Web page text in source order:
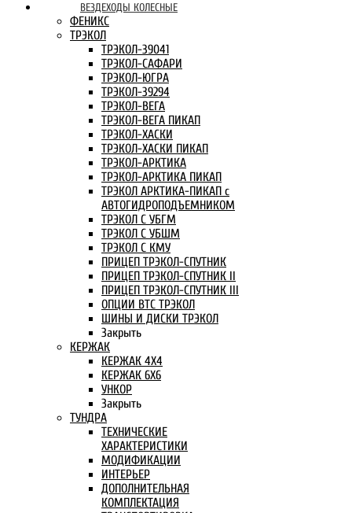
ВЕЗДЕХОДЫ КОЛЕСНЫЕ
ФЕНИКС
ТРЭКОЛ
ТРЭКОЛ-39041
ТРЭКОЛ-САФАРИ
ТРЭКОЛ-ЮГРА
ТРЭКОЛ-39294
ТРЭКОЛ-ВЕГА
ТРЭКОЛ-ВЕГА ПИКАП
ТРЭКОЛ-ХАСКИ
ТРЭКОЛ-ХАСКИ ПИКАП
ТРЭКОЛ-АРКТИКА
ТРЭКОЛ-АРКТИКА ПИКАП
ТРЭКОЛ АРКТИКА-ПИКАП с
АВТОГИДРОПОДЪЕМНИКОМ
ТРЭКОЛ С УБГМ
ТРЭКОЛ С УБШМ
ТРЭКОЛ С КМУ
ПРИЦЕП ТРЭКОЛ-СПУТНИК
ПРИЦЕП ТРЭКОЛ-СПУТНИК II
ПРИЦЕП ТРЭКОЛ-СПУТНИК III
ОПЦИИ ВТС ТРЭКОЛ
ШИНЫ И ДИСКИ ТРЭКОЛ
Закрыть
КЕРЖАК
КЕРЖАК 4Х4
КЕРЖАК 6Х6
УНКОР
Закрыть
ТУНДРА
ТЕХНИЧЕСКИЕ
ХАРАКТЕРИСТИКИ
МОДИФИКАЦИИ
ИНТЕРЬЕР
ДОПОЛНИТЕЛЬНАЯ
КОМПЛЕКТАЦИЯ